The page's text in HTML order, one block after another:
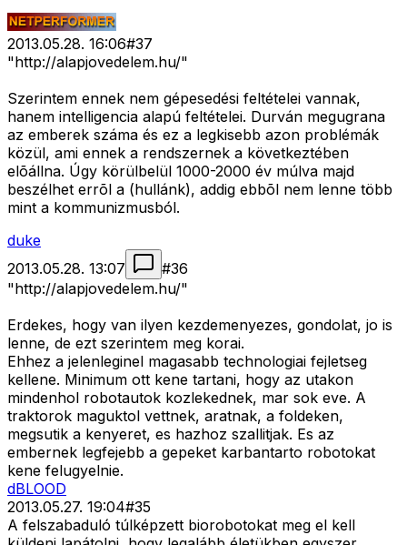
2013.05.28. 16:06#37
"http://alapjovedelem.hu/"
Szerintem ennek nem gépesedési feltételei vannak,
hanem intelligencia alapú feltételei. Durván megugrana
az emberek száma és ez a legkisebb azon problémák
közül, ami ennek a rendszernek a következtében
elõállna. Úgy körülbelül 1000-2000 év múlva majd
beszélhet errõl a (hullánk), addig ebbõl nem lenne több
mint a kommunizmusból.
duke
2013.05.28. 13:07
#36
"http://alapjovedelem.hu/"
Erdekes, hogy van ilyen kezdemenyezes, gondolat, jo is
lenne, de ezt szerintem meg korai.
Ehhez a jelenleginel magasabb technologiai fejletseg
kellene. Minimum ott kene tartani, hogy az utakon
mindenhol robotautok kozlekednek, mar sok eve. A
traktorok maguktol vettnek, aratnak, a foldeken,
megsutik a kenyeret, es hazhoz szallitjak. Es az
embernek legfejebb a gepeket karbantarto robotokat
kene felugyelnie.
dBLOOD
2013.05.27. 19:04#35
A felszabaduló túlképzett biorobotokat meg el kell